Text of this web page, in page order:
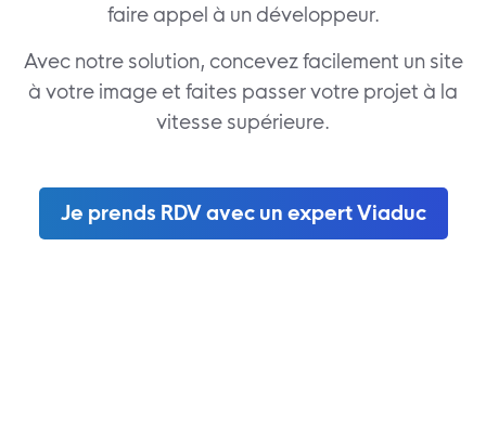
faire appel à un développeur.
Avec notre solution, concevez facilement un site
à votre image et faites passer votre projet à la
vitesse supérieure.
Je prends RDV avec un expert Viaduc